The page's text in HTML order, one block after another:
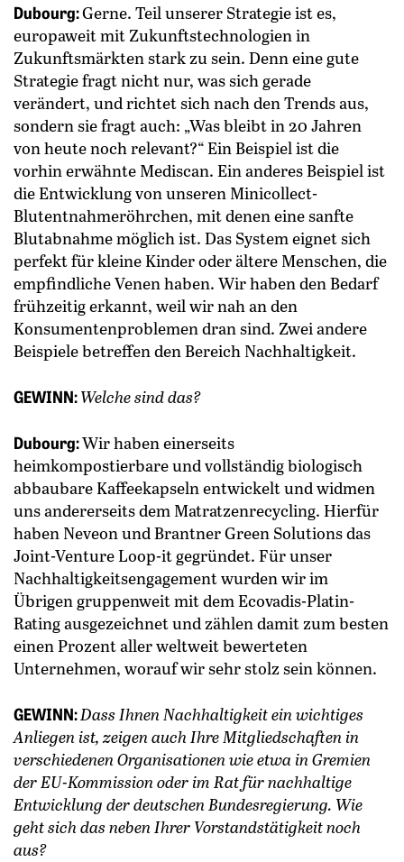
Dubourg:Gerne. Teil unserer Strategie ist es,
europaweit mit Zukunftstechnologien in
Zukunftsmärkten stark zu sein. Denn eine gute
Strategie fragt nicht nur, was sich gerade
verändert, und richtet sich nach den Trends aus,
sondern sie fragt auch: „Was bleibt in 20 Jahren
von heute noch relevant?“ Ein Beispiel ist die
vorhin erwähnte Mediscan. Ein anderes Beispiel ist
die Entwicklung von unseren Minicollect-
Blutentnahmeröhrchen, mit denen eine sanfte
Blutabnahme möglich ist. Das System eignet sich
perfekt für kleine Kinder oder ältere Menschen, die
empfindliche Venen haben. Wir haben den Bedarf
frühzeitig erkannt, weil wir nah an den
Konsumentenproblemen dran sind. Zwei andere
Beispiele betreffen den Bereich Nachhaltigkeit.
GEWINN:Welche sind das?
Dubourg:Wir haben einerseits
heimkompostierbare und vollständig biologisch
abbaubare Kaffeekapseln entwickelt und widmen
uns andererseits dem Matratzenrecycling. Hierfür
haben Neveon und Brantner Green Solutions das
Joint-Venture Loop-it gegründet. Für unser
Nachhaltigkeitsengagement wurden wir im
Übrigen gruppenweit mit dem Ecovadis-Platin-
Rating ausgezeichnet und zählen damit zum besten
einen Prozent aller weltweit bewerteten
Unternehmen, worauf wir sehr stolz sein können.
GEWINN:Dass Ihnen Nachhaltigkeit ein wichtiges
Anliegen ist, zeigen auch Ihre Mitgliedschaften in
verschiedenen Organisationen wie etwa in Gremien
der EU-Kommission oder im Rat für nachhaltige
Entwicklung der deutschen Bundesregierung. Wie
geht sich das neben Ihrer Vorstandstätigkeit noch
aus?